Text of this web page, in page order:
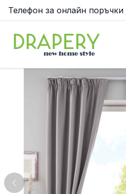
Телефон за онлайн поръчки
Previous